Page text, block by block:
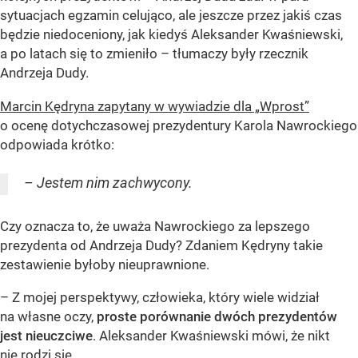
sytuacjach egzamin celująco, ale jeszcze przez jakiś czas
będzie niedoceniony, jak kiedyś Aleksander Kwaśniewski,
a po latach się to zmieniło – tłumaczy były rzecznik
Andrzeja Dudy.
Marcin Kędryna zapytany w wywiadzie dla „Wprost”
o ocenę dotychczasowej prezydentury Karola Nawrockiego
odpowiada krótko:
– Jestem nim zachwycony.
Czy oznacza to, że uważa Nawrockiego za lepszego
prezydenta od Andrzeja Dudy? Zdaniem Kędryny takie
zestawienie byłoby nieuprawnione.
– Z mojej perspektywy, człowieka, który wiele widział
na własne oczy, proste porównanie dwóch prezydentów
jest nieuczciwe. Aleksander Kwaśniewski mówi, że nikt